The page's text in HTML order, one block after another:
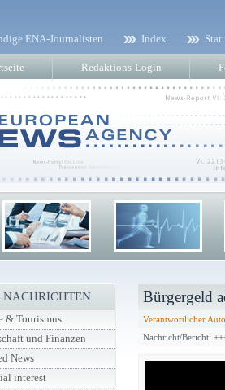
ENA-Journalisten Index
Redaktions-Login
Bürgergeld
Verantwortlicher
Nachricht/Bericht:
NACHRICHTEN
& Tourismus
und Finanzen
News
interest